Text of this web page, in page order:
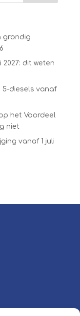
grondig
2027: dit weten
5-diesels vanaf
het Voordeel
niet
vanaf 1 juli